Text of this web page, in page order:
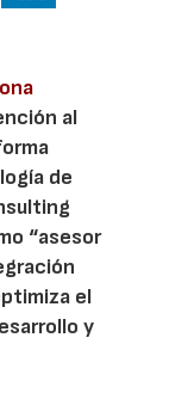
al
de
“asesor
el
y